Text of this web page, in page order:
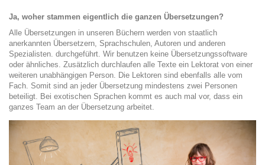
Ja, woher stammen eigentlich die ganzen Übersetzungen?
Alle Übersetzungen in unseren Büchern werden von staatlich
anerkannten Übersetzern, Sprachschulen, Autoren und anderen
Spezialisten. durchgeführt. Wir benutzen keine Übersetzungssoftware
oder ähnliches. Zusätzlich durchlaufen alle Texte ein Lektorat von einer
weiteren unabhängigen Person. Die Lektoren sind ebenfalls alle vom
Fach. Somit sind an jeder Übersetzung mindestens zwei Personen
beteiligt. Bei exotischen Sprachen kommt es auch mal vor, dass ein
ganzes Team an der Übersetzung arbeitet.